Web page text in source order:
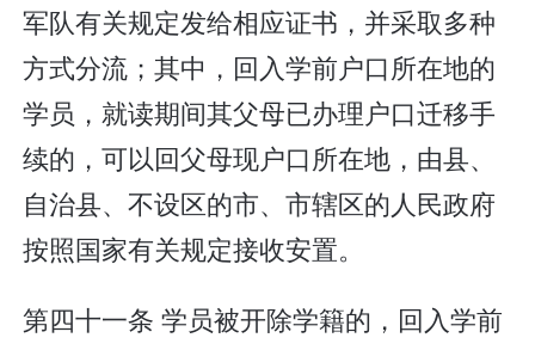
军队有关规定发给相应证书，并采取多种
方式分流；其中，回入学前户口所在地的
学员，就读期间其父母已办理户口迁移手
续的，可以回父母现户口所在地，由县、
自治县、不设区的市、市辖区的人民政府
按照国家有关规定接收安置。
第四十一条 学员被开除学籍的，回入学前